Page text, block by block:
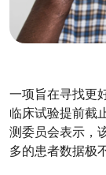
一项旨在寻找更
临床试验提前截
测委员会表示，
多的患者数据极